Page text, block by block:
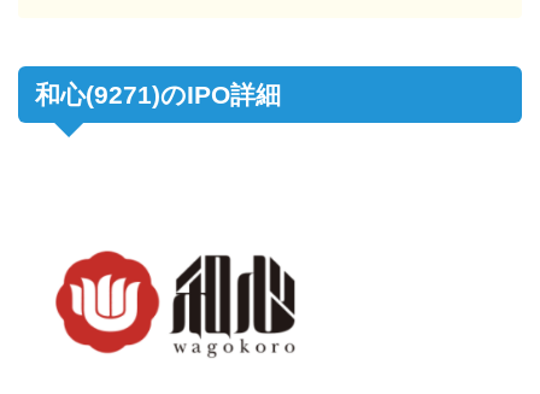
和心(9271)のIPO詳細